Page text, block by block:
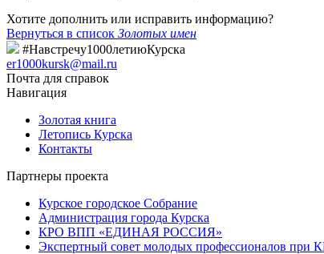
Хотите дополнить или исправить информацию?
Вернуться в список Золотых имен
#Навстречу1000летиюКурска
er1000kursk@mail.ru
Почта для справок
Навигация
Золотая книга
Летопись Курска
Контакты
Партнеры проекта
Курское городское Собрание
Администрация города Курска
КРО ВПП «ЕДИНАЯ РОССИЯ»
Экспертный совет молодых профессионалов при